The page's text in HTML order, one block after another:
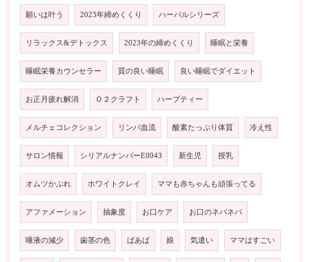
願いは叶う 2023年締めくくり ハーバルシリーズ
リラックス&デトックス 2023年の締めくくり 睡眠と栄養
睡眠栄養カウンセラー 質の良い睡眠 良い睡眠でダイエット
お正月疲れ解消 Ｏ２クラフト ハーブティー
メルチェコレクション リンパ血流 酸素たっぷり体質 冷え性
サロン情報 シリアルナンバーE0043 新生児 授乳
オムツかぶれ ホワイトクレイ ママも赤ちゃんも頑張ってる
アファメーション 抽象度 お口ケア お口のネバネバ
唾液の減少 歯茎の色 ばあば 娘 気遣い ママはすごい